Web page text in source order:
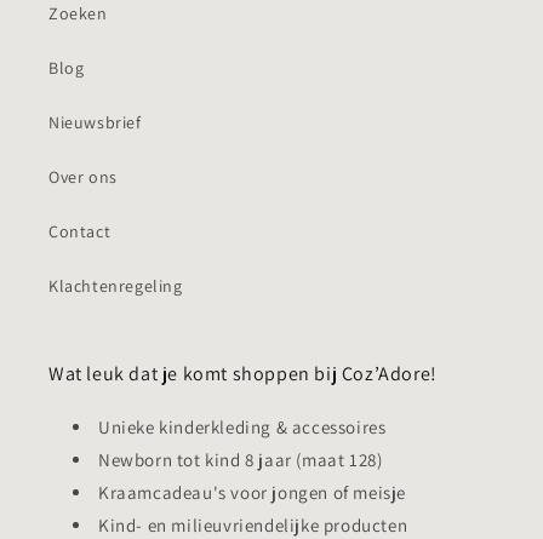
Zoeken
Blog
Nieuwsbrief
Over ons
Contact
Klachtenregeling
Wat leuk dat je komt shoppen bij Coz’Adore!
Unieke kinderkleding & accessoires
Newborn tot kind 8 jaar (maat 128)
Kraamcadeau's voor jongen of meisje
Kind- en milieuvriendelijke producten